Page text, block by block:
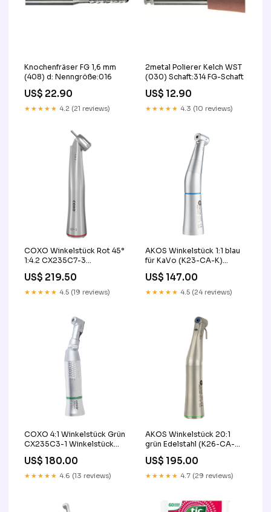
Knochenfräser FG 1,6 mm
(408) d: Nenngröße:016
US$ 22.90
★★★★★ 4.2 (21 reviews)
2metal Polierer Kelch WST
(030) Schaft:314 FG-Schaft
US$ 12.90
★★★★★ 4.3 (10 reviews)
COXO Winkelstück Rot 45°
1:4.2 CX235C7-3
US$ 219.50
★★★★★ 4.5 (19 reviews)
AKOS Winkelstück 1:1 blau
für KaVo (K23-CA-K)
US$ 147.00
★★★★★ 4.5 (24 reviews)
COXO 4:1 Winkelstück Grün
CX235C3-1 Winkelstück
Grün
US$ 180.00
★★★★★ 4.6 (13 reviews)
AKOS Winkelstück 20:1
grün Edelstahl (K26-CA-
US$ 195.00
★★★★★ 4.7 (29 reviews)